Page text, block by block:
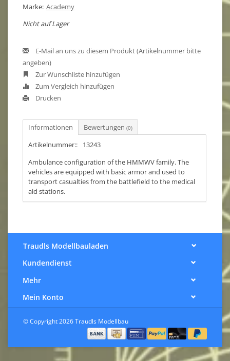
Marke: Academy
Nicht auf Lager
E-Mail an uns zu diesem Produkt (Artikelnummer bitte
angeben)
Zur Wunschliste hinzufügen
Zum Vergleich hinzufügen
Drucken
Informationen Bewertungen (0)
Artikelnummer::
13243
Ambulance configuration of the HMMWV family. The
vehicles are equipped with basic armor and used to
transport casualties from the battlefield to the medical
aid stations.
Traudls Modellbauladen
Kundendienst
Mehr
Mein Konto
© Copyright 2026 Traudls Modellbau